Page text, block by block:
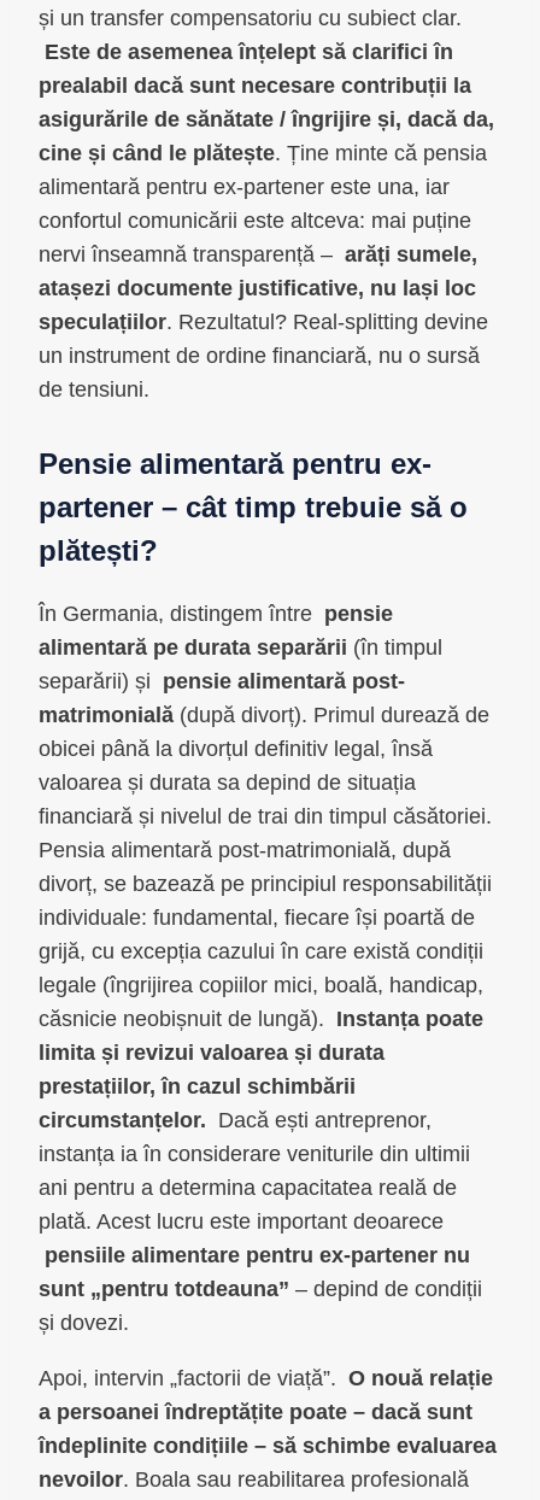
și un transfer compensatoriu cu subiect clar.
Este de asemenea înțelept să clarifici în
prealabil dacă sunt necesare contribuții la
asigurările de sănătate / îngrijire și, dacă da,
cine și când le plătește. Ține minte că pensia
alimentară pentru ex-partener este una, iar
confortul comunicării este altceva: mai puține
nervi înseamnă transparență – arăți sumele,
atașezi documente justificative, nu lași loc
speculațiilor. Rezultatul? Real-splitting devine
un instrument de ordine financiară, nu o sursă
de tensiuni.
Pensie alimentară pentru ex-
partener – cât timp trebuie să o
plătești?
În Germania, distingem între pensie
alimentară pe durata separării (în timpul
separării) și pensie alimentară post-
matrimonială (după divorț). Primul durează de
obicei până la divorțul definitiv legal, însă
valoarea și durata sa depind de situația
financiară și nivelul de trai din timpul căsătoriei.
Pensia alimentară post-matrimonială, după
divorț, se bazează pe principiul responsabilității
individuale: fundamental, fiecare își poartă de
grijă, cu excepția cazului în care există condiții
legale (îngrijirea copiilor mici, boală, handicap,
căsnicie neobișnuit de lungă). Instanța poate
limita și revizui valoarea și durata
prestațiilor, în cazul schimbării
circumstanțelor. Dacă ești antreprenor,
instanța ia în considerare veniturile din ultimii
ani pentru a determina capacitatea reală de
plată. Acest lucru este important deoarece
pensiile alimentare pentru ex-partener nu
sunt „pentru totdeauna” – depind de condiții
și dovezi.
Apoi, intervin „factorii de viață”. O nouă relație
a persoanei îndreptățite poate – dacă sunt
îndeplinite condițiile – să schimbe evaluarea
nevoilor. Boala sau reabilitarea profesională